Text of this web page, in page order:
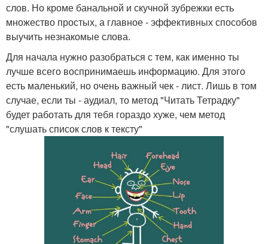
слов. Но кроме банальной и скучной зубрежки есть
множество простых, а главное - эффективных способов
выучить незнакомые слова.
Для начала нужно разобраться с тем, как именно ты
лучше всего воспринимаешь информацию. Для этого
есть маленький, но очень важный чек - лист. Лишь в том
случае, если ты - аудиал, то метод "Читать Тетрадку"
будет работать для тебя гораздо хуже, чем метод
"слушать список слов к тексту"